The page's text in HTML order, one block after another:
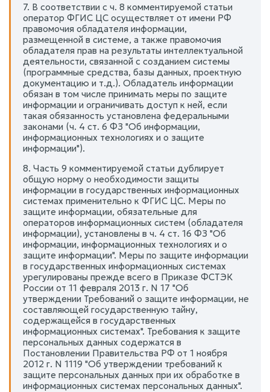
7. В соответствии с ч. 8 комментируемой статьи
оператор ФГИС ЦС осуществляет от имени РФ
правомочия обладателя информации,
размещенной в системе, а также правомочия
обладателя прав на результаты интеллектуальной
деятельности, связанной с созданием системы
(программные средства, базы данных, проектную
документацию и т.д.). Обладатель информации
обязан в том числе принимать меры по защите
информации и ограничивать доступ к ней, если
такая обязанность установлена федеральными
законами (ч. 4 ст. 6 ФЗ "Об информации,
информационных технологиях и о защите
информации").
8. Часть 9 комментируемой статьи дублирует
общую норму о необходимости защиты
информации в государственных информационных
системах применительно к ФГИС ЦС. Меры по
защите информации, обязательные для
операторов информационных систем (обладателя
информации), установлены в ч. 4 ст. 16 ФЗ "Об
информации, информационных технологиях и о
защите информации". Меры по защите информации
в государственных информационных системах
урегулированы прежде всего в Приказе ФСТЭК
России от 11 февраля 2013 г. N 17 "Об
утверждении Требований о защите информации, не
составляющей государственную тайну,
содержащейся в государственных
информационных системах". Требования к защите
персональных данных содержатся в
Постановлении Правительства РФ от 1 ноября
2012 г. N 1119 "Об утверждении требований к
защите персональных данных при их обработке в
информационных системах персональных данных".